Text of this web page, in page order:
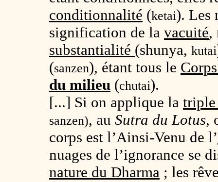
conditionnalité (ketai). Les
signification de la vacuité,
substantialité (shunya, kutai
(sanzen), étant tous le
du milieu (chutai).
[...] Si on applique la triple
sanzen), au Sutra du Lotus,
corps est l’Ainsi-Venu de l’
nuages de l’ignorance se
nature du Dharma ; les